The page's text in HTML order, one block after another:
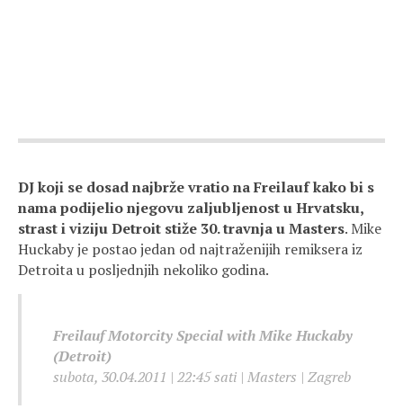
DJ koji se dosad najbrže vratio na Freilauf kako bi s
nama podijelio njegovu zaljubljenost u Hrvatsku,
strast i viziju Detroit stiže 30. travnja u Masters. Mike
Huckaby je postao jedan od najtraženijih remiksera iz
Detroita u posljednjih nekoliko godina.
Freilauf Motorcity Special with Mike Huckaby
(Detroit)
subota, 30.04.2011 | 22:45 sati | Masters | Zagreb